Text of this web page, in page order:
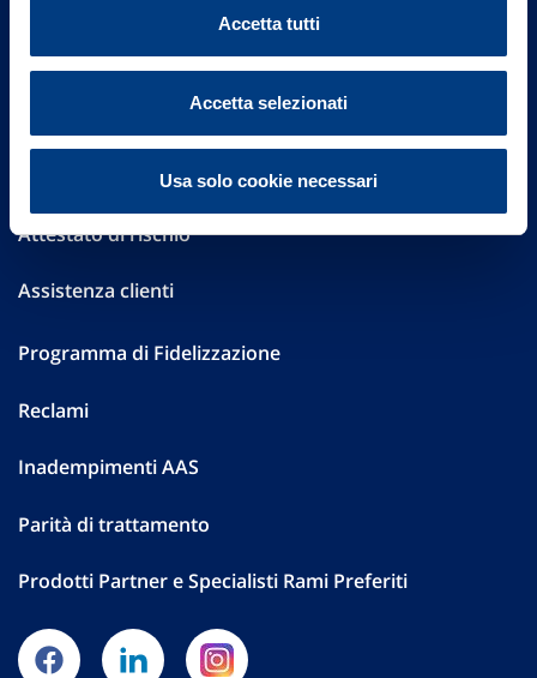
Accetta tutti
Accetta selezionati
Usa solo cookie necessari
Performances
Preventivatore online
Attestato di rischio
Assistenza clienti
Programma di Fidelizzazione
Reclami
Inadempimenti AAS
Parità di trattamento
Prodotti Partner e Specialisti Rami Preferiti